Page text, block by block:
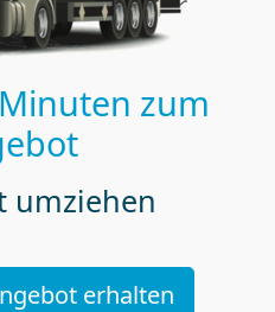
zum
umziehen
erhalten